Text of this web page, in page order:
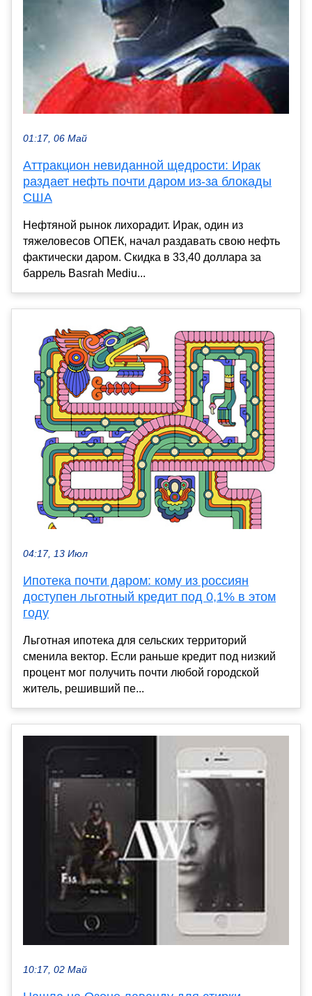
01:17, 06 Май
Аттракцион невиданной щедрости: Ирак
раздает нефть почти даром из-за блокады
США
Нефтяной рынок лихорадит. Ирак, один из
тяжеловесов ОПЕК, начал раздавать свою нефть
фактически даром. Скидка в 33,40 доллара за
баррель Basrah Mediu...
04:17, 13 Июл
Ипотека почти даром: кому из россиян
доступен льготный кредит под 0,1% в этом
году
Льготная ипотека для сельских территорий
сменила вектор. Если раньше кредит под низкий
процент мог получить почти любой городской
житель, решивший пе...
10:17, 02 Май